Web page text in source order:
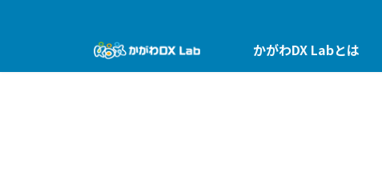
かがわDX Labとは